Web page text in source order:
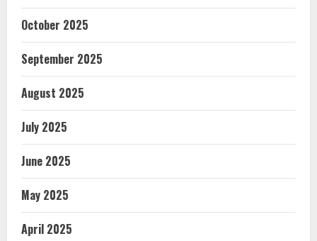
October 2025
September 2025
August 2025
July 2025
June 2025
May 2025
April 2025